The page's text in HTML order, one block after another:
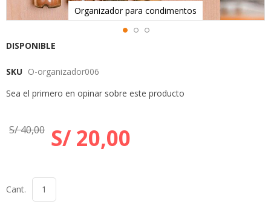
DISPONIBLE
SKU O-organizador006
Sea el primero en opinar sobre este producto
S/ 20,00
S/ 40,00
Cant.
Organizador para condimentos
Skip
the
of
images